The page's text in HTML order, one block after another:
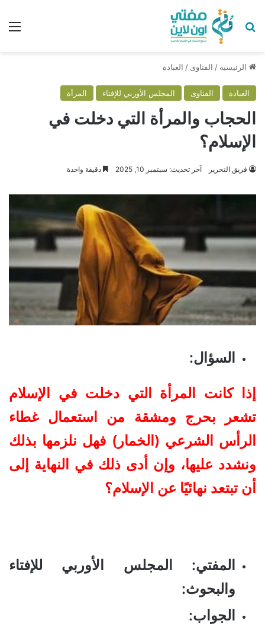
بحث عن
الرئيسية / الفتاوى / العبادة
العبادة الفتاوى المجلس الأوربي للإفتاء المرأة
الحجاب والمرأة التي دخلت في
الإسلام؟
فريق التحرير آخر تحديث: سبتمبر 10, 2025 دقيقة واحدة
السؤال:
إذا كانت المرأة التي دخلت في الإسلام
تشعر بحرج ومشقة من استعمال غطاء
الرأس الشرعي (الخمار) فهل نلزمها بذلك
ونشدد عليها، وإن أدى ذلك في النهاية إلى
أن تبتعد نهائيًا عن الإسلام؟
المفتي: المجلس الأوربي للإفتاء
والبحوث:
الجواب: